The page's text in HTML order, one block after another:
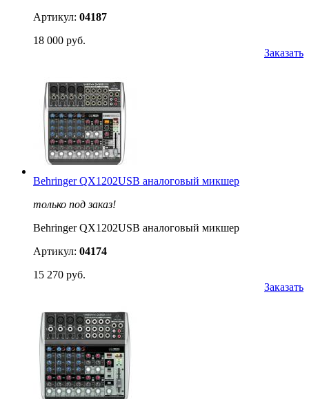
Артикул: 04187
18 000 руб.
Заказать
Behringer QX1202USB аналоговый микшер
только под заказ!
Behringer QX1202USB аналоговый микшер
Артикул: 04174
15 270 руб.
Заказать